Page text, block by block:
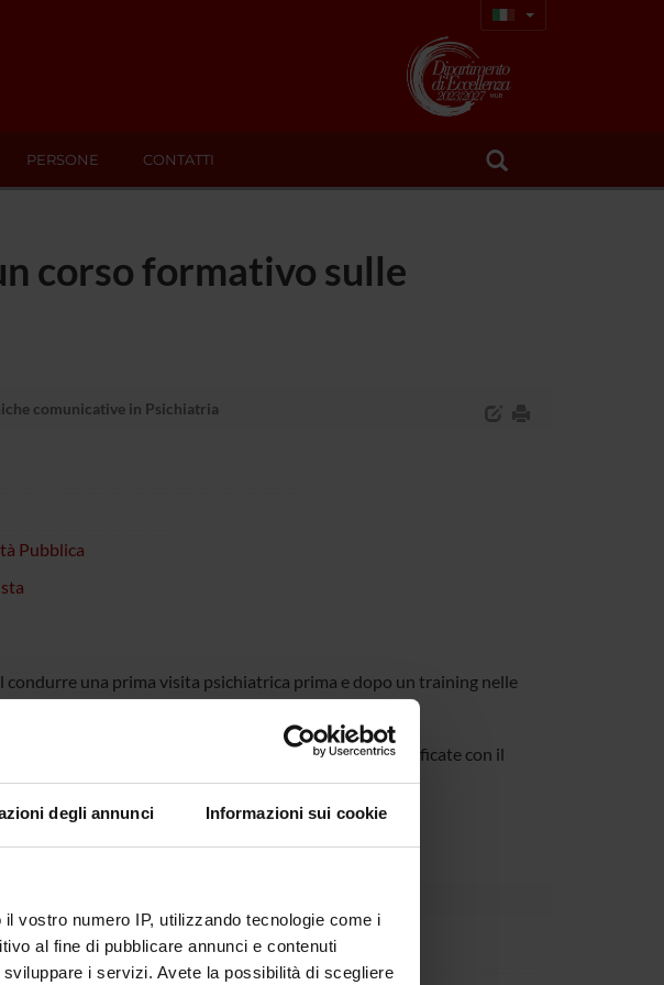
degli annunci Informazioni sui cookie
vostro numero IP, utilizzando tecnologie come i
al fine di pubblicare annunci e contenuti
i servizi. Avete la possibilità di scegliere
PERSONE CONTATTI
corso formativo sulle
comunicative in Psichiatria
Pubblica
una prima visita psichiatrica prima e dopo un training nelle
interviste psichiatriche videoregistrate, trascritte e codificate con il
PICS)
play, simulazioni e video feedback
Monica Paccaloni